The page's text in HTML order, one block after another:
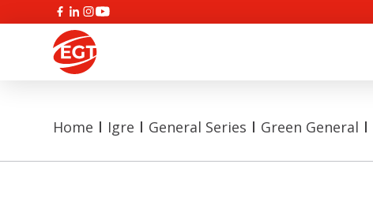
Home Igre General Series Green General